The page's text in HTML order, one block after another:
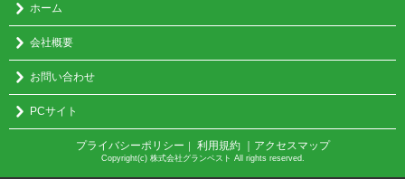
ホーム
会社概要
お問い合わせ
PCサイト
プライバシーポリシー ｜ 利用規約 ｜アクセスマップ
Copyright(c) 株式会社グランベスト All rights reserved.